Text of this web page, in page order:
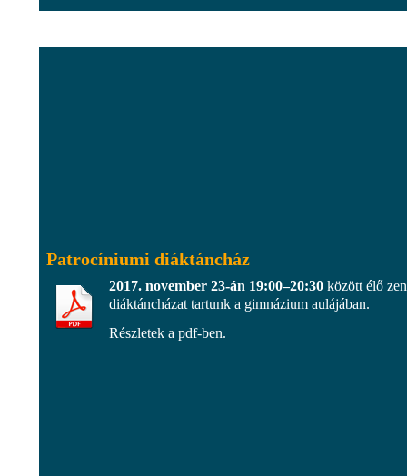
Patrocíniumi diáktáncház
2017. november 23-án 19:00–20:30 között élő
diáktáncházat tartunk a gimnázium aulájában.
Részletek a pdf-ben.